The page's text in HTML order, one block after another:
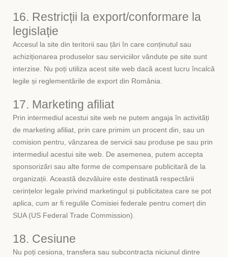
16. Restricții la export/conformare la
legislație
Accesul la site din teritorii sau țări în care conținutul sau
achiziționarea produselor sau serviciilor vândute pe site sunt
interzise. Nu poți utiliza acest site web dacă acest lucru încalcă
legile și reglementările de export din România.
17. Marketing afiliat
Prin intermediul acestui site web ne putem angaja în activități
de marketing afiliat, prin care primim un procent din, sau un
comision pentru, vânzarea de servicii sau produse pe sau prin
intermediul acestui site web. De asemenea, putem accepta
sponsorizări sau alte forme de compensare publicitară de la
organizații. Această dezvăluire este destinată respectării
cerințelor legale privind marketingul și publicitatea care se pot
aplica, cum ar fi regulile Comisiei federale pentru comerț din
SUA (US Federal Trade Commission).
18. Cesiune
Nu poți cesiona, transfera sau subcontracta niciunul dintre